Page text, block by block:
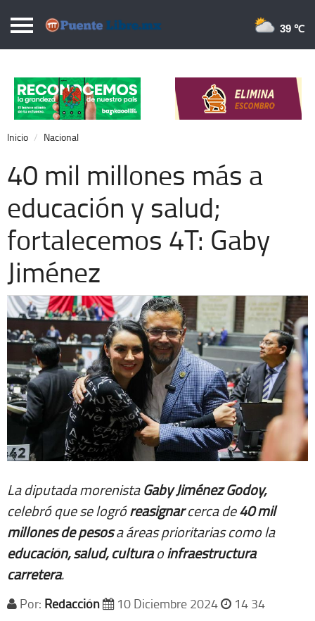
Puentelibre.mx
Local
Nacional
Opinión
Cronos
Economía
Espectáculos
Extra +
39 ℃
Inicio Nacional
40 mil millones más a
educación y salud;
fortalecemos 4T: Gaby
Jiménez
La diputada morenistaGaby Jiménez Godoy,
celebró que se logróreasignarcerca de40 mil
millones de pesosa áreas prioritarias como la
educación, salud, culturaoinfraestructura
carretera.
Por: Redacción 10 Diciembre 2024 14 34